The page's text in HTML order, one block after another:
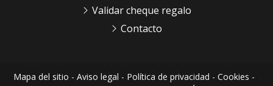
Validar cheque regalo
Contacto
Mapa del sitio - Aviso legal - Política de privacidad - Cookies -